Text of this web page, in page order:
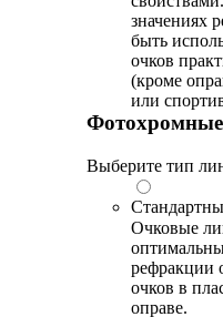
значениях
быть
очков
(кроме
или
Фотохромные
Выберите тип
Очковые
рефракции
очков в
оправе.